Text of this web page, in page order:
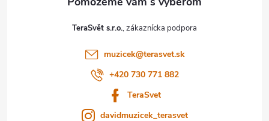
TeraSvět s.r.o.
muzicek@terasvet.sk
+420 730 771 882
TeraSvet
davidmuzicek_terasvet